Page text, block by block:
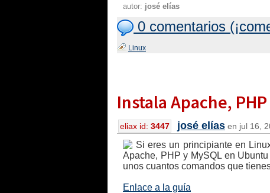
autor: josé elías
0 comentarios
Linux
Instala Apache,
eliax id: 3447 josé elías en jul 16,
Si eres un principiante en
Apache, PHP y MySQL en
unos cuantos comandos que
Enlace a la guía